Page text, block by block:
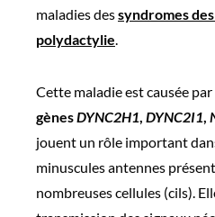
maladies dessyndromes
polydactylie.
Cette maladie est causée par
gènesDYNC2H1, DYNC2I1,
jouent un rôle important
minuscules antennes
nombreuses cellules (cils).